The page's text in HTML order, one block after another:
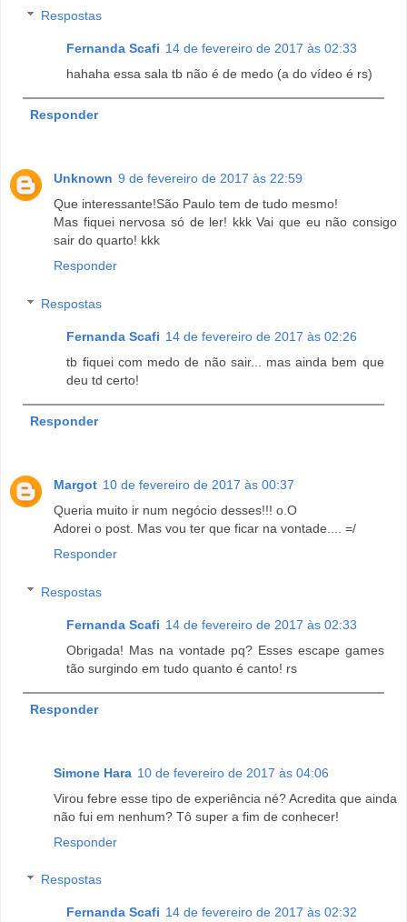
Respostas
Fernanda Scafi 14 de fevereiro de 2017 às 02:33
hahaha essa sala tb não é de medo (a do vídeo é rs)
Responder
Unknown 9 de fevereiro de 2017 às 22:59
Que interessante!São Paulo tem de tudo mesmo!
Mas fiquei nervosa só de ler! kkk Vai que eu não consigo
sair do quarto! kkk
Responder
Respostas
Fernanda Scafi 14 de fevereiro de 2017 às 02:26
tb fiquei com medo de não sair... mas ainda bem que
deu td certo!
Responder
Margot 10 de fevereiro de 2017 às 00:37
Queria muito ir num negócio desses!!! o.O
Adorei o post. Mas vou ter que ficar na vontade.... =/
Responder
Respostas
Fernanda Scafi 14 de fevereiro de 2017 às 02:33
Obrigada! Mas na vontade pq? Esses escape games
tão surgindo em tudo quanto é canto! rs
Responder
Simone Hara 10 de fevereiro de 2017 às 04:06
Virou febre esse tipo de experiência né? Acredita que ainda
não fui em nenhum? Tô super a fim de conhecer!
Responder
Respostas
Fernanda Scafi 14 de fevereiro de 2017 às 02:32